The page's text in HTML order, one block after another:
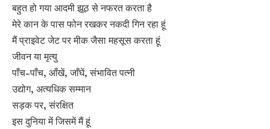
बहुत हो गया आदमी झूठ से नफरत करता है
मेरे कान के पास फोन रखकर नकदी गिन रहा हूं
मैं प्राइवेट जेट पर मीक जैसा महसूस करता हूं
जीवन या मृत्यु
पाँच-पाँच, आँखें, जाँघें, संभावित पत्नी
उद्योग, अत्यधिक सम्मान
सड़क पर, संरक्षित
इस दुनिया में जिसमें मैं हूं